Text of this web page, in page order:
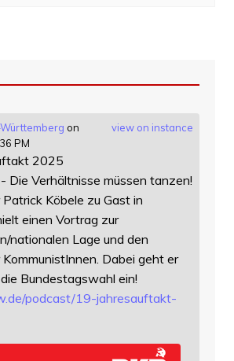
view on instance
on
PM
2025
Die Verhältnisse müssen tanzen!
Patrick Köbele zu Gast in
einen Vortrag zur
nationalen Lage und den
Dabei geht er
Bundestagswahl ein!
podcast/19-jahresauftakt-